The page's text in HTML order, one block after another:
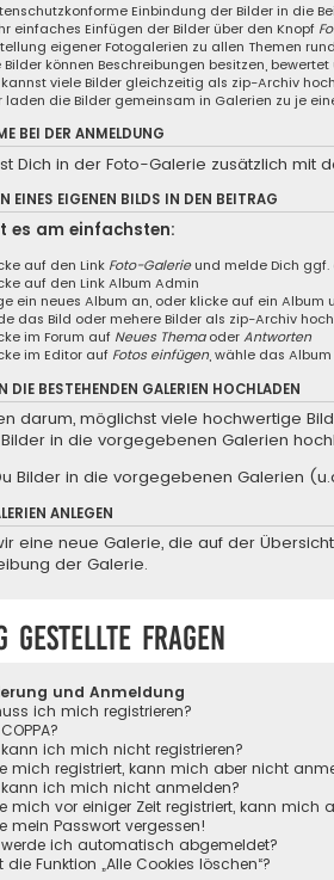
Einbindung der Bilder in die
einfaches Einfügen der Bilder über den Knopf
eigener Fotogalerien zu allen Themen
Bilder können Beschreibungen besitzen,
kannst viele Bilder gleichzeitig als zip-Archiv
laden die Bilder gemeinsam in Galerien zu je
BEI DER ANMELDUNG
Dich in der Foto-Galerie zusätzlich mit
EINES EIGENEN BILDS IN DEN BEITRAG
es am einfachsten:
auf den Link Foto-Galerieund melde Dich ggf.
auf den LinkAlbum Admin
ein neues Album an, oder klicke auf ein
das Bild oder mehere Bilder als zip-Archiv hoch
im Forum auf Neues ThemaoderAntworten
im Editor auf Fotos einfügen, wähle das
DIE BESTEHENDEN GALERIEN HOCHLADEN
darum, möglichst viele hochwertige
in die vorgegebenen Galerien
Bilder in die vorgegebenen Galerien
ANLEGEN
eine neue Galerie, die auf der
der Galerie.
gestellte Fragen
und Anmeldung
ich mich registrieren?
ich mich nicht registrieren?
mich registriert, kann mich aber nicht
ich mich nicht anmelden?
mich vor einiger Zeit registriert, kann mich
mein Passwort vergessen!
ich automatisch abgemeldet?
die Funktion „Alle Cookies löschen“?